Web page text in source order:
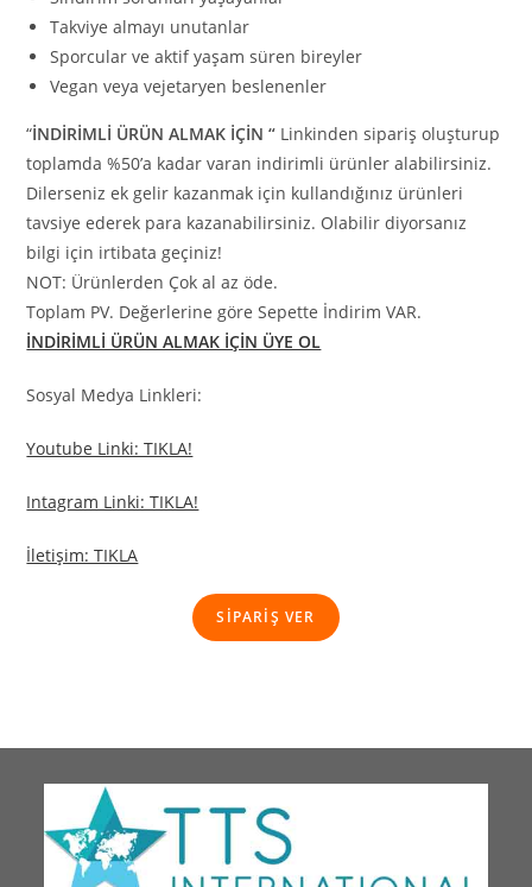
Takviye almayı unutanlar
Sporcular ve aktif yaşam süren bireyler
Vegan veya vejetaryen beslenenler
“İNDİRİMLİ ÜRÜN ALMAK İÇİN “ Linkinden sipariş oluşturup
toplamda %50’a kadar varan indirimli ürünler alabilirsiniz.
Dilerseniz ek gelir kazanmak için kullandığınız ürünleri
tavsiye ederek para kazanabilirsiniz. Olabilir diyorsanız
bilgi için irtibata geçiniz!
NOT: Ürünlerden Çok al az öde.
Toplam PV. Değerlerine göre Sepette İndirim VAR.
İNDİRİMLİ ÜRÜN ALMAK İÇİN ÜYE OL
Sosyal Medya Linkleri:
Youtube Linki: TIKLA!
Intagram Linki: TIKLA!
İletişim: TIKLA
SİPARİŞ VER